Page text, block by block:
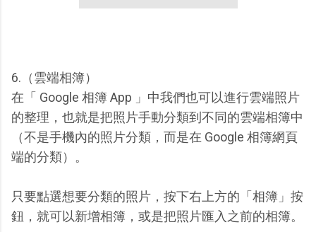
6.（雲端相簿）
在「 Google 相簿 App 」中我們也可以進行雲端照片
的整理，也就是把照片手動分類到不同的雲端相簿中
（不是手機內的照片分類，而是在 Google 相簿網頁
端的分類）。
只要點選想要分類的照片，按下右上方的「相簿」按
鈕，就可以新增相簿，或是把照片匯入之前的相簿。